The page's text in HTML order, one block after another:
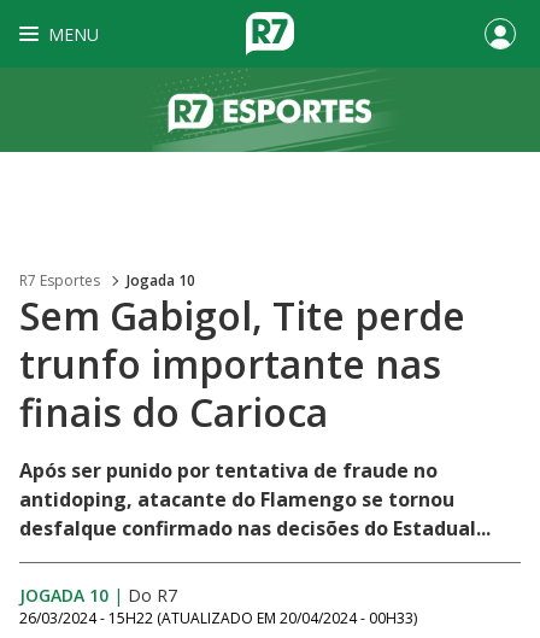
MENU
R7 Esportes Jogada 10
Sem Gabigol, Tite perde
trunfo importante nas
finais do Carioca
Após ser punido por tentativa de fraude no
antidoping, atacante do Flamengo se tornou
desfalque confirmado nas decisões do Estadual...
JOGADA 10 | Do R7
26/03/2024 - 15H22 (ATUALIZADO EM 20/04/2024 - 00H33)